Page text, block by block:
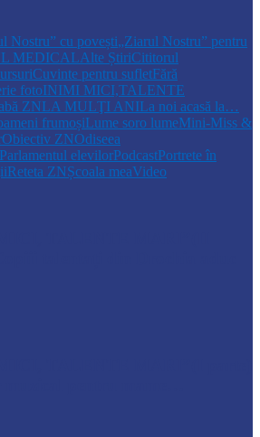
Nostru” cu povești„Ziarul Nostru” pentru
MEDICALAlte ȘtiriCititorul
Cuvinte pentru sufletFără
fotoINIMI MICI,TALENTE
ZNLA MULŢI ANILa noi acasă la…
frumoșiLume soro lumeMini-Miss &
Obiectiv ZNOdiseea
Parlamentul elevilorPodcastPortrete în
Reteta ZNȘcoala meaVideo